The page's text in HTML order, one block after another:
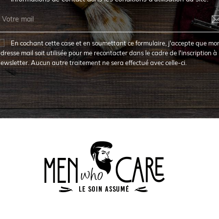
En cochant cette case et en soumettant ce formulaire, j'accepte que
mail soit utilisée pour me recontacter dans le cadre de l'inscription à
Aucun autre traitement ne sera effectué avec celle-ci.